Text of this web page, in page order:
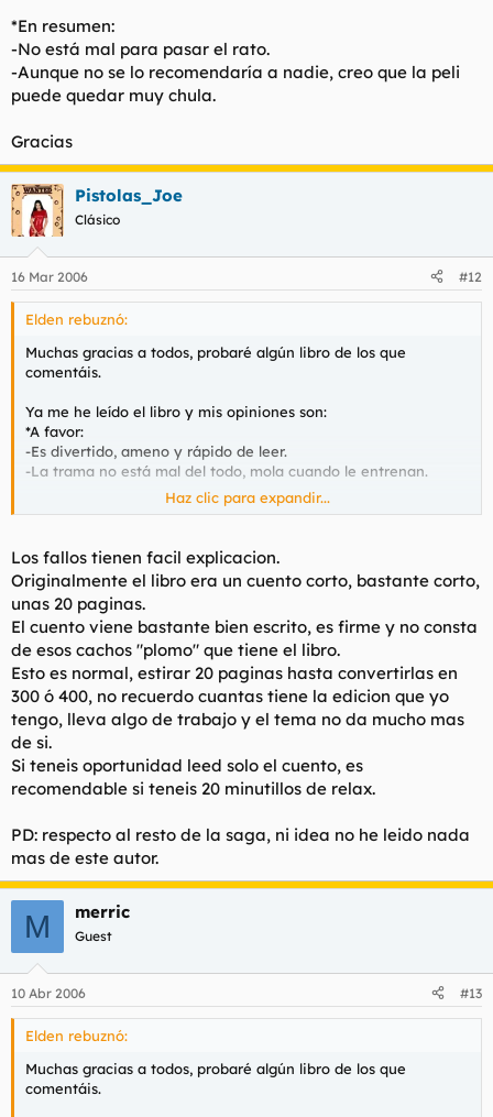
*En resumen:
-No está mal para pasar el rato.
-Aunque no se lo recomendaría a nadie, creo que la peli
puede quedar muy chula.
Gracias
Pistolas_Joe
Clásico
16 Mar 2006 #12
Elden rebuznó:
Muchas gracias a todos, probaré algún libro de los que
comentáis.
Ya me he leído el libro y mis opiniones son:
*A favor:
-Es divertido, ameno y rápido de leer.
-La trama no está mal del todo, mola cuando le entrenan.
*En contra:
-Se nota que lo ha escrito un idiota, la mayoría de las cosas no
tienen sentido o sólo una nación de retardeds procedería así.
*En resumen:
-No está mal para pasar el rato.
-Aunque no se lo recomendaría a nadie, creo que la peli puede
quedar muy chula.
Gracias
Haz clic para expandir...
Los fallos tienen facil explicacion.
Originalmente el libro era un cuento corto, bastante corto,
unas 20 paginas.
El cuento viene bastante bien escrito, es firme y no consta
de esos cachos "plomo" que tiene el libro.
Esto es normal, estirar 20 paginas hasta convertirlas en
300 ó 400, no recuerdo cuantas tiene la edicion que yo
tengo, lleva algo de trabajo y el tema no da mucho mas
de si.
Si teneis oportunidad leed solo el cuento, es
recomendable si teneis 20 minutillos de relax.
PD: respecto al resto de la saga, ni idea no he leido nada
mas de este autor.
M merric
Guest
10 Abr 2006 #13
Elden rebuznó:
Muchas gracias a todos, probaré algún libro de los que
comentáis.